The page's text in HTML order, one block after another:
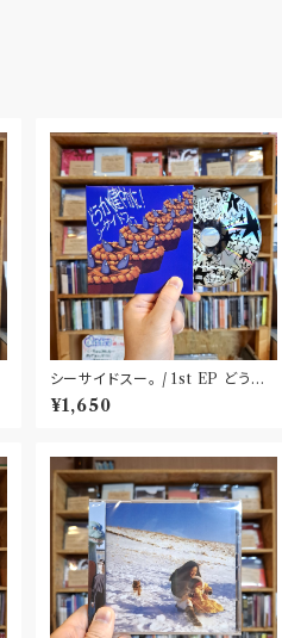
シーサイドスー。 / 1st EP どうか
健やかに！(CD)〝静岡県三島市〟
¥1,650